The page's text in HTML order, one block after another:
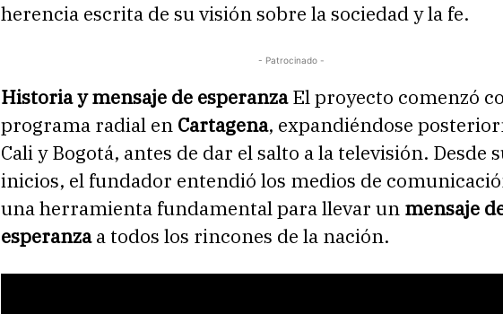
herencia escrita de su visión sobre la sociedad y la fe.
- Patrocinado -
Historia y mensaje de esperanzaEl proyecto comenzó
programa radial en Cartagena, expandiéndose
Cali y Bogotá, antes de dar el salto a la televisión. Desde
inicios, el fundador entendió los medios de
una herramienta fundamental para llevar un mensaje
esperanzaa todos los rincones de la nación.